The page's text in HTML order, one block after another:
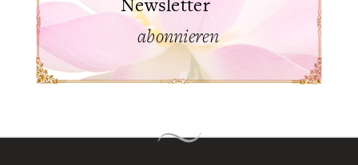
abonnieren